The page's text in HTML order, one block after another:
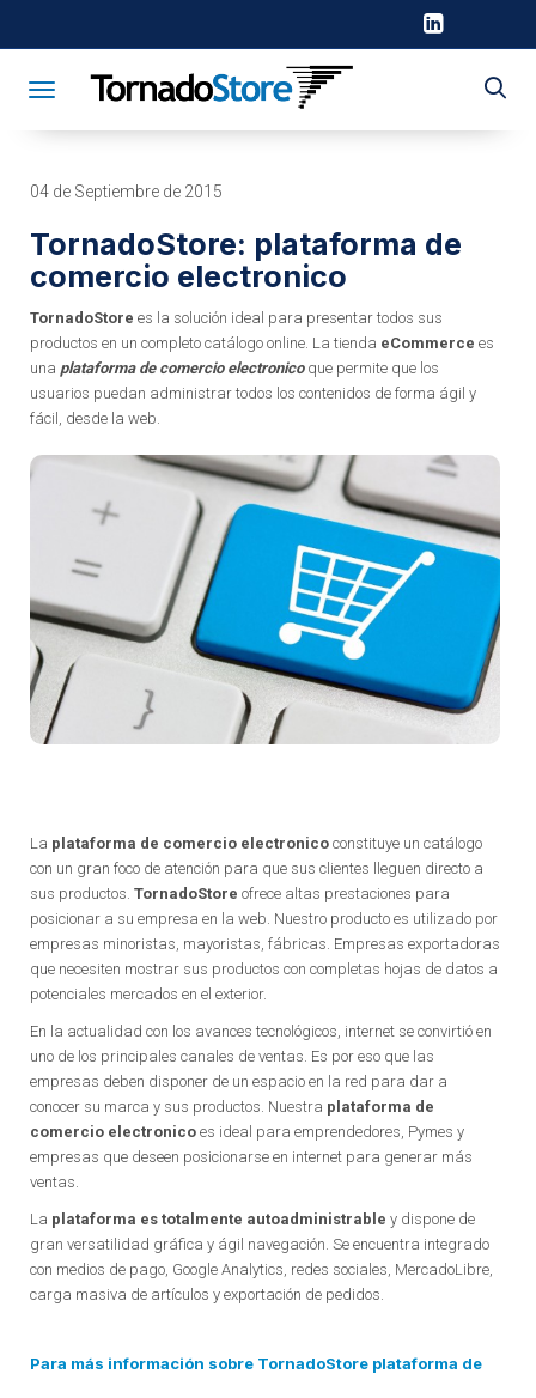
Toggle navigation
04 de Septiembre de 2015
TornadoStore: plataforma de
comercio electronico
TornadoStore es la solución ideal para presentar todos sus
productos en un completo catálogo online. La tienda eCommerce es
una plataforma de comercio electronicoque permite que los
usuarios puedan administrar todos los contenidos de forma ágil y
fácil, desde la web.
La plataforma de comercio electronico constituye un catálogo
con un gran foco de atención para que sus clientes lleguen directo a
sus productos. TornadoStore ofrece altas prestaciones para
posicionar a su empresa en la web. Nuestro producto es utilizado por
empresas minoristas, mayoristas, fábricas. Empresas exportadoras
que necesiten mostrar sus productos con completas hojas de datos a
potenciales mercados en el exterior.
En la actualidad con los avances tecnológicos, internet se convirtió en
uno de los principales canales de ventas. Es por eso que las
empresas deben disponer de un espacio en la red para dar a
conocer su marca y sus productos. Nuestra plataforma de
comercio electronico es ideal para emprendedores, Pymes y
empresas que deseen posicionarse en internet para generar más
ventas.
La plataforma es totalmente autoadministrable y dispone de
gran versatilidad gráfica y ágil navegación. Se encuentra integrado
con medios de pago, Google Analytics, redes sociales, MercadoLibre,
carga masiva de artículos y exportación de pedidos.
Para más información sobre TornadoStore plataforma de